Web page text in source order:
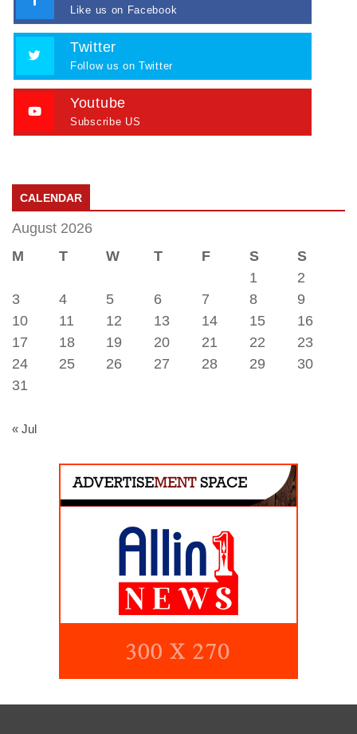
Like us on Facebook
Twitter
Follow us on Twitter
Youtube
Subscribe US
CALENDAR
August 2026
M
T W T F S
S
1
2
3
4 5 6 7 8
9
10
11 12 13 14 15
16
17
18 19 20 21 22
23
24
25 26 27 28 29
30
31
« Jul